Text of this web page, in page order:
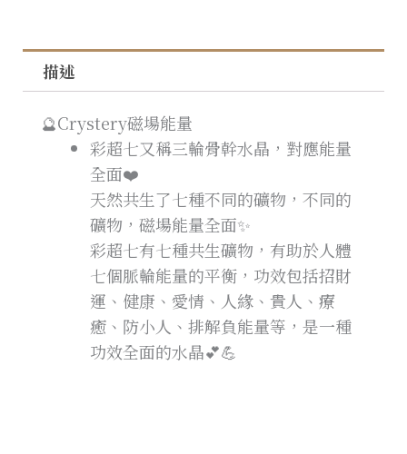
描述
🔮Crystery磁場能量
彩超七又稱三輪骨幹水晶，對應能量
全面❤️
天然共生了七種不同的礦物，不同的
礦物，磁場能量全面✨
彩超七有七種共生礦物，有助於人體
七個脈輪能量的平衡，功效包括招財
運、健康、愛情、人緣、貴人、療
癒、防小人、排解負能量等，是一種
功效全面的水晶💕💪